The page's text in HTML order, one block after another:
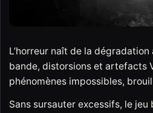
L’horreur naît de la
bande, distorsions et artefacts
phénomènes impossibles,
Sans sursauter excessifs, le